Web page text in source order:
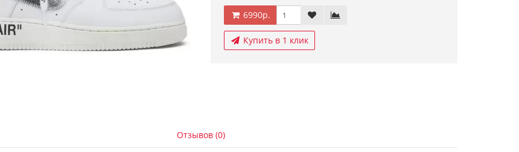
6990р.
Купить в 1 клик
Отзывов (0)